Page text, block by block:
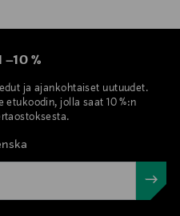
–10 %
ja ajankohtaiset uutuudet.
jolla saat 10 %:n